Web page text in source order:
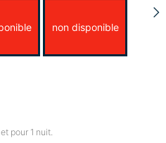
non disponible
pour 1 nuit.